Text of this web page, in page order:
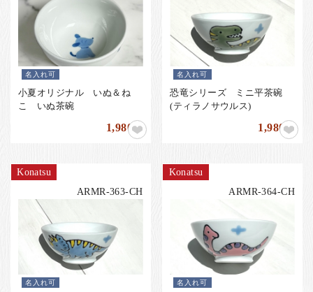
名入れ可
小夏オリジナル いぬ＆ね
こ いぬ茶碗
1,980円
名入れ可
恐竜シリーズ ミニ平茶碗
(ティラノサウルス)
1,980円
Konatsu
ARMR-363-CH
名入れ可
Konatsu
ARMR-364-CH
名入れ可